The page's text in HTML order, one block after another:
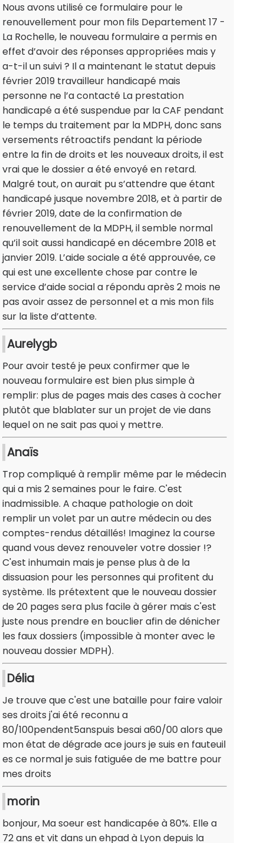
Nous avons utilisé ce formulaire pour le
renouvellement pour mon fils Departement 17 -
La Rochelle, le nouveau formulaire a permis en
effet d’avoir des réponses appropriées mais y
a-t-il un suivi ? Il a maintenant le statut depuis
février 2019 travailleur handicapé mais
personne ne l’a contacté La prestation
handicapé a été suspendue par la CAF pendant
le temps du traitement par la MDPH, donc sans
versements rétroactifs pendant la période
entre la fin de droits et les nouveaux droits, il est
vrai que le dossier a été envoyé en retard.
Malgré tout, on aurait pu s’attendre que étant
handicapé jusque novembre 2018, et à partir de
février 2019, date de la confirmation de
renouvellement de la MDPH, il semble normal
qu’il soit aussi handicapé en décembre 2018 et
janvier 2019. L’aide sociale a été approuvée, ce
qui est une excellente chose par contre le
service d’aide social a répondu après 2 mois ne
pas avoir assez de personnel et a mis mon fils
sur la liste d’attente.
Aurelygb
Pour avoir testé je peux confirmer que le
nouveau formulaire est bien plus simple à
remplir: plus de pages mais des cases à cocher
plutôt que blablater sur un projet de vie dans
lequel on ne sait pas quoi y mettre.
Anaïs
Trop compliqué à remplir même par le médecin
qui a mis 2 semaines pour le faire. C'est
inadmissible. A chaque pathologie on doit
remplir un volet par un autre médecin ou des
comptes-rendus détaillés! Imaginez la course
quand vous devez renouveler votre dossier !?
C'est inhumain mais je pense plus à de la
dissuasion pour les personnes qui profitent du
système. Ils prétextent que le nouveau dossier
de 20 pages sera plus facile à gérer mais c'est
juste nous prendre en bouclier afin de dénicher
les faux dossiers (impossible à monter avec le
nouveau dossier MDPH).
Délia
Je trouve que c'est une bataille pour faire valoir
ses droits j'ai été reconnu a
80/100pendent5anspuis besai a60/00 alors que
mon état de dégrade ace jours je suis en fauteuil
es ce normal je suis fatiguée de me battre pour
mes droits
morin
bonjour, Ma soeur est handicapée à 80%. Elle a
72 ans et vit dans un ehpad à Lyon depuis la